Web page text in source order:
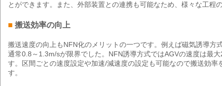
とができます。また、外部装置との連携も可能なため、様々な工程
■ 搬送効率の向上
搬送速度の向上もNFN化のメリットの一つです。例えば磁気誘導方
通常0.8～1.3m/sが限界でした。NFN誘導方式ではAGVの速度は最
す。区間ごとの速度設定や加速/減速度の設定も可能なので搬送効率
す。